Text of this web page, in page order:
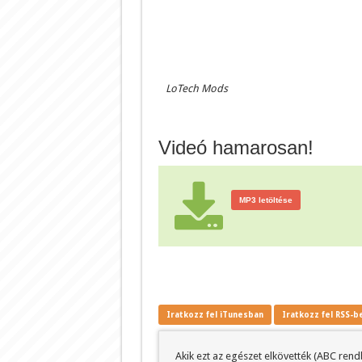
LoTech Mods
Videó hamarosan!
MP3 letöltése
Iratkozz fel iTunesban Iratkozz fel RSS-
Akik ezt az egészet elkövették (ABC